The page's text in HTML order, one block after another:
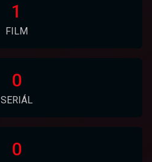
1
FILM
0
SERIÁL
0